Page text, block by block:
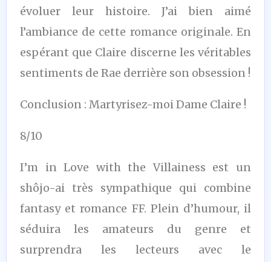
évoluer leur histoire. J’ai bien aimé
l’ambiance de cette romance originale. En
espérant que Claire discerne les véritables
sentiments de Rae derrière son obsession !
Conclusion : Martyrisez-moi Dame Claire !
8/10
I’m in Love with the Villainess est un
shôjo-ai très sympathique qui combine
fantasy et romance FF. Plein d’humour, il
séduira les amateurs du genre et
surprendra les lecteurs avec le